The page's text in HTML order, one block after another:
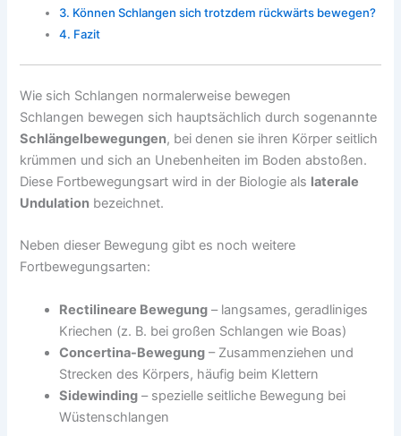
Können Schlangen sich trotzdem rückwärts bewegen?
Fazit
Wie sich Schlangen normalerweise bewegen
Schlangen bewegen sich hauptsächlich durch sogenannte
Schlängelbewegungen, bei denen sie ihren Körper seitlich
krümmen und sich an Unebenheiten im Boden abstoßen.
Diese Fortbewegungsart wird in der Biologie als laterale
Undulation bezeichnet.
Neben dieser Bewegung gibt es noch weitere
Fortbewegungsarten:
Rectilineare Bewegung – langsames, geradliniges
Kriechen (z. B. bei großen Schlangen wie Boas)
Concertina-Bewegung – Zusammenziehen und
Strecken des Körpers, häufig beim Klettern
Sidewinding – spezielle seitliche Bewegung bei
Wüstenschlangen